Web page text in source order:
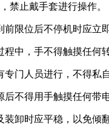
禁止戴手套进行操作。
限位后不停机时应立
程中，手不得触摸任何
门人员进行，不得私
不得用手触摸任何带
卸时应平稳，以免倾